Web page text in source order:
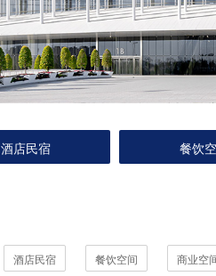
酒店民宿 餐饮
酒店民宿 餐饮空间 商业空